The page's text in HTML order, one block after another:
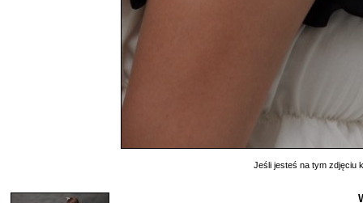
Jeśli jesteś na tym zdjęciu